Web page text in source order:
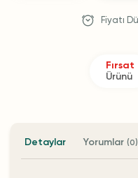
Fiyatı
Fırsat
Ürünü
Detaylar Yorumlar (0)